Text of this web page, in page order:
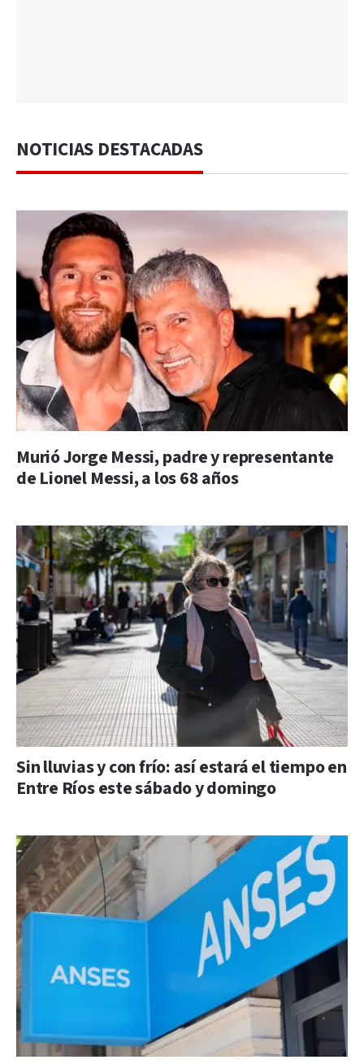
NOTICIAS DESTACADAS
Murió Jorge Messi, padre y representante
de Lionel Messi, a los 68 años
Sin lluvias y con frío: así estará el tiempo en
Entre Ríos este sábado y domingo